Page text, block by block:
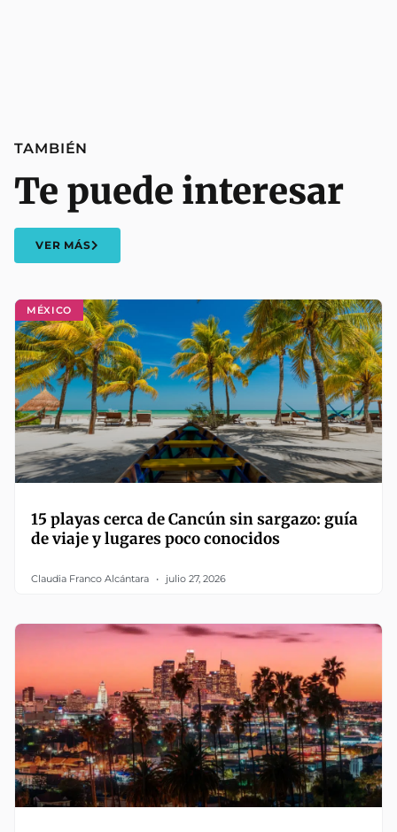
MÉXICO
15 playas cerca de Cancún sin sargazo: guía
de viaje y lugares poco conocidos
Claudia Franco Alcántara julio 27, 2026
TAMBIÉN
Te puede interesar
VER MÁS